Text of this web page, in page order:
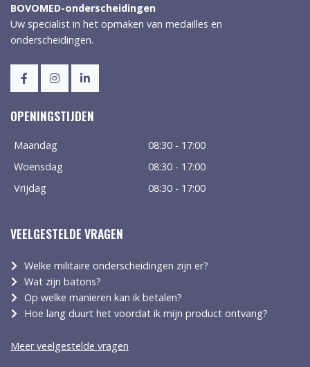
BOVOMED-onderscheidingen
Uw specialist in het opmaken van medailles en
onderscheidingen.
OPENINGSTIJDEN
Maandag
08:30 - 17:00
Woensdag
08:30 - 17:00
Vrijdag
08:30 - 17:00
VEELGESTELDE VRAGEN
Welke militaire onderscheidingen zijn er?
Wat zijn batons?
Op welke manieren kan ik betalen?
Hoe lang duurt het voordat ik mijn product ontvang?
Meer veelgestelde vragen